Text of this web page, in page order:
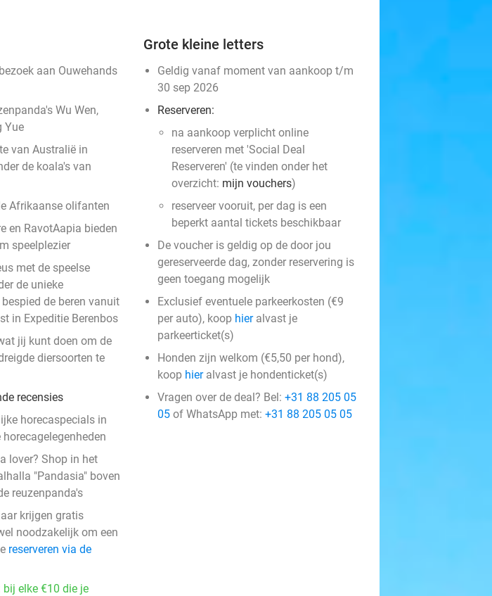
aan Ouwehands
Wu Wen,
Yue
van Australië in
de koala's van
Afrikaanse olifanten
en RavotAapia bieden
speelplezier
met de speelse
de unieke
de beren vanuit
in Expeditie Berenbos
jij kunt doen om de
diersoorten te
recensies
horecaspecials in
lover? Shop in het
"Pandasia" boven
reuzenpanda's
krijgen gratis
noodzakelijk om een
reserveren via de
elke €10 die je
Grote kleine letters
Geldig vanaf moment van aankoop t/m
30 sep 2026
Reserveren:
na aankoop verplicht online
reserveren met 'Social Deal
Reserveren' (te vinden onder het
overzicht: mijn vouchers)
reserveer vooruit, per dag is een
beperkt aantal tickets beschikbaar
De voucher is geldig op de door jou
gereserveerde dag, zonder reservering is
geen toegang mogelijk
Exclusief eventuele parkeerkosten (€9
per auto), koop hieralvast je
parkeerticket(s)
Honden zijn welkom (€5,50 per hond),
koop hieralvast je hondenticket(s)
Vragen over de deal? Bel: +31 88 205 05
05 of WhatsApp met: +31 88 205 05 05